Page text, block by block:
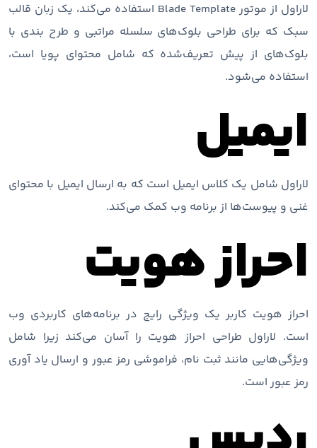
لاراول از موتور Blade Template استفاده می‌کند، یک زبان قالب
سبک که برای طراحی بلوک‌های سلسله مراتبی و طرح ‌بندی با
بلوک‌های از پیش تعریف‌شده که شامل محتوای پویا است،
استفاده می‌شود.
ایمیل
لاراول شامل یک کلاس ایمیل است که به ارسال ایمیل با محتوای
غنی و پیوست‌ها از برنامه وب کمک می‌کند.
احراز هویت
احراز هویت کاربر یک ویژگی رایج در برنامه‌های کاربردی وب
است. لاراول طراحی احراز هویت را آسان می‌کند زیرا شامل
ویژگی‌هایی مانند ثبت نام، فراموشی رمز عبور و ارسال یاد آوری
رمز عبور است.